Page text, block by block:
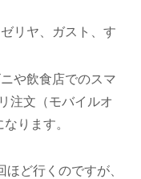
リヤ、ガスト、す
や飲食店でのスマ
注文（モバイルオ
なります。
ど行くのですが、